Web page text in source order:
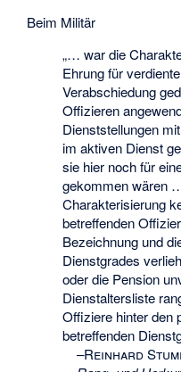
Beim Militär
„… war die
Ehrung für
Verabschiedung
Offizieren
Dienststellungen
im aktiven Dienst
sie hier noch für
gekommen wären
Charakterisierung
betreffenden
Bezeichnung und
Dienstgrades
oder die Pension
Dienstaltersliste
Offiziere hinter den
betreffenden
–Reinhard